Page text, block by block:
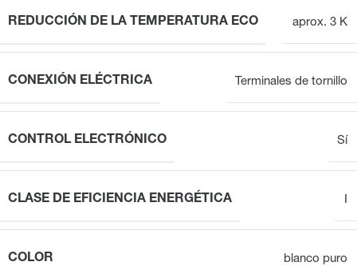
REDUCCIÓN DE LA TEMPERATURA ECO aprox. 3 K
CONEXIÓN ELÉCTRICA Terminales de tornillo
CONTROL ELECTRÓNICO Sí
CLASE DE EFICIENCIA ENERGÉTICA
COLOR blanco puro